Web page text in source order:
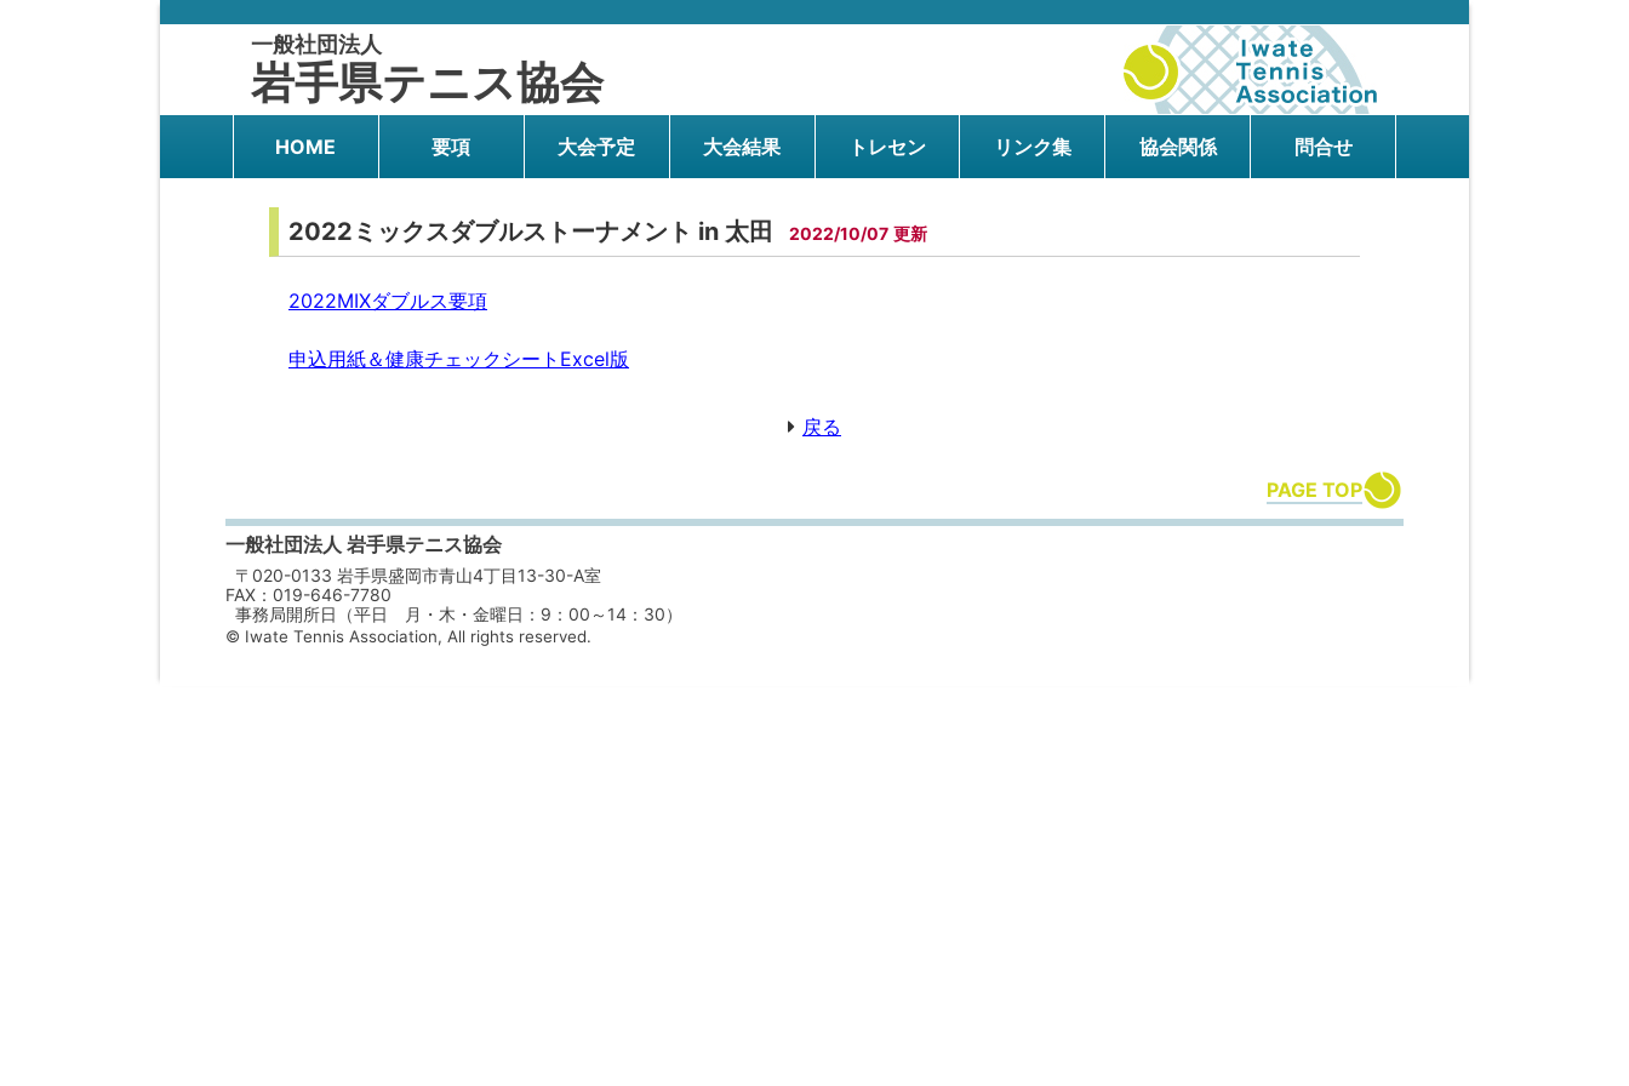
一般社団法人
岩手県テニス協会
HOME 要項 大会予定 大会結果 トレセン リンク集 協会関係 問合せ
2022ミックスダブルストーナメント in 太田 2022/10/07
2022MIXダブルス要項
申込用紙＆健康チェックシートExcel版
戻る
PAGE TOP
一般社団法人 岩手県テニス協会
〒020-0133 岩手県盛岡市青山4丁目13-30-A室
FAX：019-646-7780
事務局開所日（平日 月・木・金曜日：9：00～14：30）
© Iwate Tennis Association, All rights reserved.